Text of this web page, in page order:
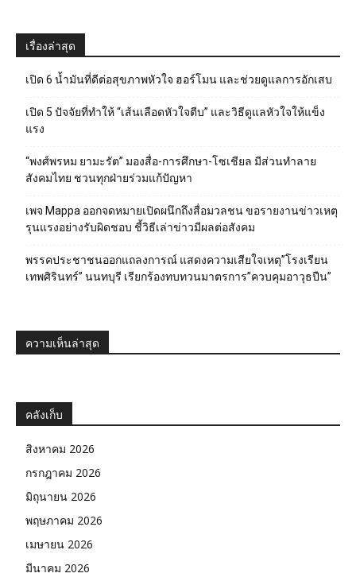
เรื่องล่าสุด
เปิด 6 น้ำมันที่ดีต่อสุขภาพหัวใจ ฮอร์โมน และช่วยดูแลการอักเสบ
เปิด 5 ปัจจัยที่ทำให้ “เส้นเลือดหัวใจตีบ” และวิธีดูแลหัวใจให้แข็ง
แรง
“พงศ์พรหม ยามะรัต” มองสื่อ-การศึกษา-โซเชียล มีส่วนทำลาย
สังคมไทย ชวนทุกฝ่ายร่วมแก้ปัญหา
เพจ Mappa ออกจดหมายเปิดผนึกถึงสื่อมวลชน ขอรายงานข่าวเหตุ
รุนแรงอย่างรับผิดชอบ ชี้วิธีเล่าข่าวมีผลต่อสังคม
พรรคประชาชนออกแถลงการณ์ แสดงความเสียใจเหตุ”โรงเรียน
เทพศิรินทร์” นนทบุรี เรียกร้องทบทวนมาตรการ”ควบคุมอาวุธปืน”
ความเห็นล่าสุด
คลังเก็บ
สิงหาคม 2026
กรกฎาคม 2026
มิถุนายน 2026
พฤษภาคม 2026
เมษายน 2026
มีนาคม 2026